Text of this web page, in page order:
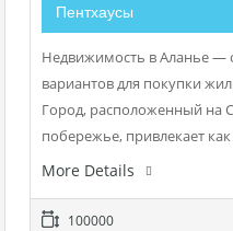
Пентхаусы
Недвижимость в Аланье —
вариантов для покупки
Город, расположенный на
побережье, привлекает
More Details
100000